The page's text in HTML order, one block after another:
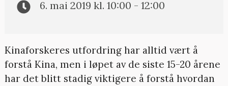
6. mai 2019 kl. 10:00 - 12:00
Kinaforskeres utfordring har alltid vært å
forstå Kina, men i løpet av de siste 15-20 årene
har det blitt stadig viktigere å forstå hvordan